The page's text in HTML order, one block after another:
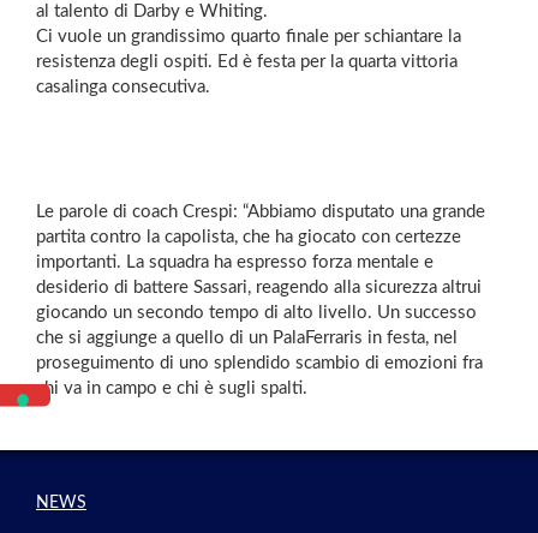
al talento di Darby e Whiting.
Ci vuole un grandissimo quarto finale per schiantare la
resistenza degli ospiti. Ed è festa per la quarta vittoria
casalinga consecutiva.
Le parole di coach Crespi: “Abbiamo disputato una grande
partita contro la capolista, che ha giocato con certezze
importanti. La squadra ha espresso forza mentale e
desiderio di battere Sassari, reagendo alla sicurezza altrui
giocando un secondo tempo di alto livello. Un successo
che si aggiunge a quello di un PalaFerraris in festa, nel
proseguimento di uno splendido scambio di emozioni fra
chi va in campo e chi è sugli spalti.
NEWS